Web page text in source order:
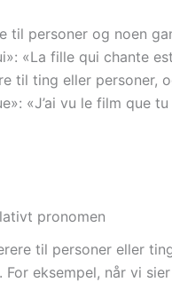
til personer og noen
«La fille qui chante
til ting eller personer,
«J’ai vu le film que
pronomen
til personer eller
eksempel, når vi